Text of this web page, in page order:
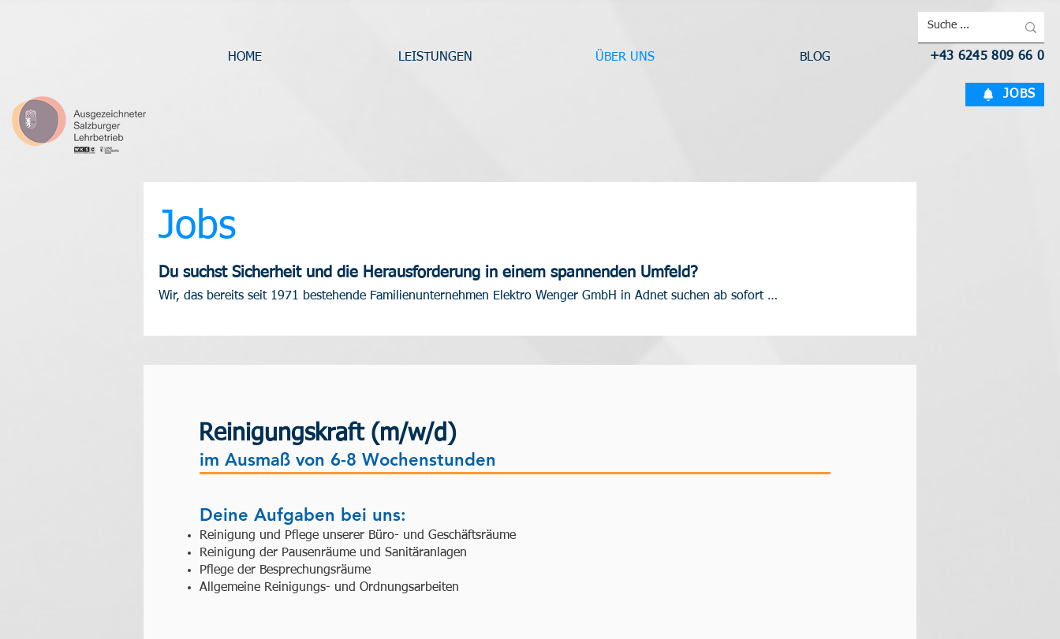
JOBS
+43 6245 809 66 0
HOME LEISTUNGEN ÜBER UNS BLOG
Jobs
Du suchst Sicherheit und die Herausforderung in einem spannenden Umfeld?
Wir, das bereits seit 1971 bestehende Familienunternehmen Elektro Wenger GmbH in Adnet suchen ab sofort …
Reinigungskraft (m/w/d)
im Ausmaß von 6-8 Wochenstunden
Deine Aufgaben bei uns:
Reinigung und Pflege unserer Büro- und Geschäftsräume
Reinigung der Pausenräume und Sanitäranlagen
Pflege der Besprechungsräume
Allgemeine Reinigungs- und Ordnungsarbeiten